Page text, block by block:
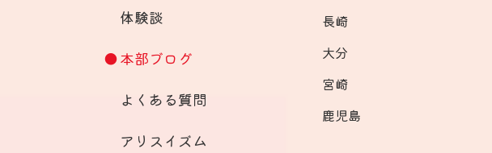
体験談
本部ブログ
よくある質問
アリスイズム
長崎
大分
宮崎
鹿児島